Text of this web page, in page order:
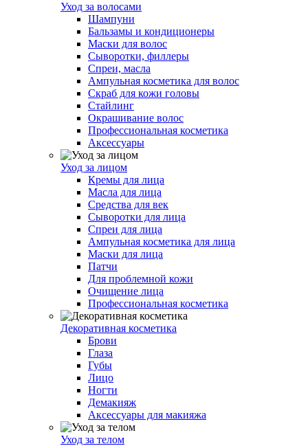
Уход за волосами
Шампуни
Бальзамы и кондиционеры
Маски для волос
Сыворотки, филлеры
Спреи, масла
Ампульная косметика для волос
Скраб для кожи головы
Стайлинг
Окрашивание волос
Профессиональная косметика
Аксессуары
Уход за лицом
Кремы для лица
Масла для лица
Средства для век
Сыворотки для лица
Спреи для лица
Ампульная косметика для лица
Маски для лица
Патчи
Для проблемной кожи
Очищение лица
Профессиональная косметика
Декоративная косметика
Брови
Глаза
Губы
Лицо
Ногти
Демакияж
Аксессуары для макияжа
Уход за телом